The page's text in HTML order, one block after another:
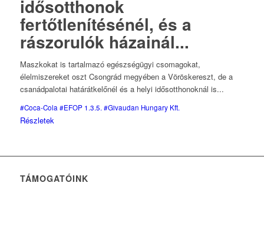
idősotthonok
fertőtlenítésénél, és a
rászorulók házainál...
Maszkokat is tartalmazó egészségügyi csomagokat,
élelmiszereket oszt Csongrád megyében a Vöröskereszt, de a
csanádpalotai határátkelőnél és a helyi idősotthonoknál is...
#Coca-Cola #EFOP 1.3.5. #Givaudan Hungary Kft.
Részletek
TÁMOGATÓINK